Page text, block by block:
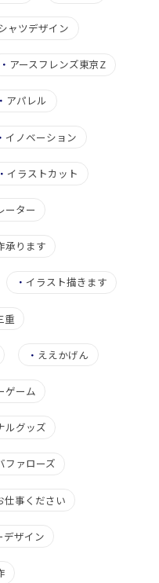
ャツデザイン
・ アースフレンズ東京Z
・ アパレル
・ イノベーション
・ イラストカット
ーター
承ります
・ イラスト描きます
重
・ ええかげん
ゲーム
ルグッズ
ファローズ
仕事ください
デザイン